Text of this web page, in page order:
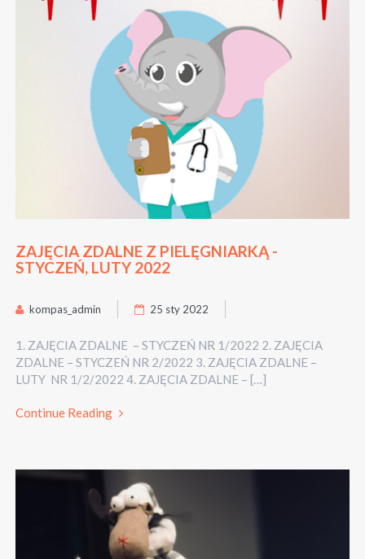
ZAJĘCIA ZDALNE Z PIELĘGNIARKĄ -
STYCZEŃ, LUTY 2022
kompas_admin 25 sty 2022
1. ZAJĘCIA ZDALNE – STYCZEŃ NR 1/2022 2. ZAJĘCIA
ZDALNE – STYCZEŃ NR 2/2022 3. ZAJĘCIA ZDALNE –
LUTY NR 1/2/2022 4. ZAJĘCIA ZDALNE – […]
Continue Reading